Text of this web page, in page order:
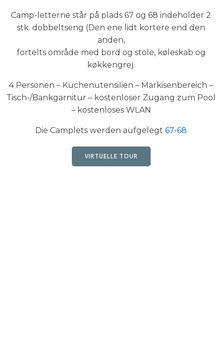
Camp-letterne står på plads 67 og 68 indeholder 2
stk. dobbeltseng (Den ene lidt kortere end den
anden,
fortelts område med bord og stole, køleskab og
køkkengrej.
4 Personen – Küchenutensilien – Markisenbereich –
Tisch-/Bankgarnitur – kostenloser Zugang zum Pool
– kostenloses WLAN
Die Camplets werden aufgelegt 67-68
VIRTUELLE TOUR